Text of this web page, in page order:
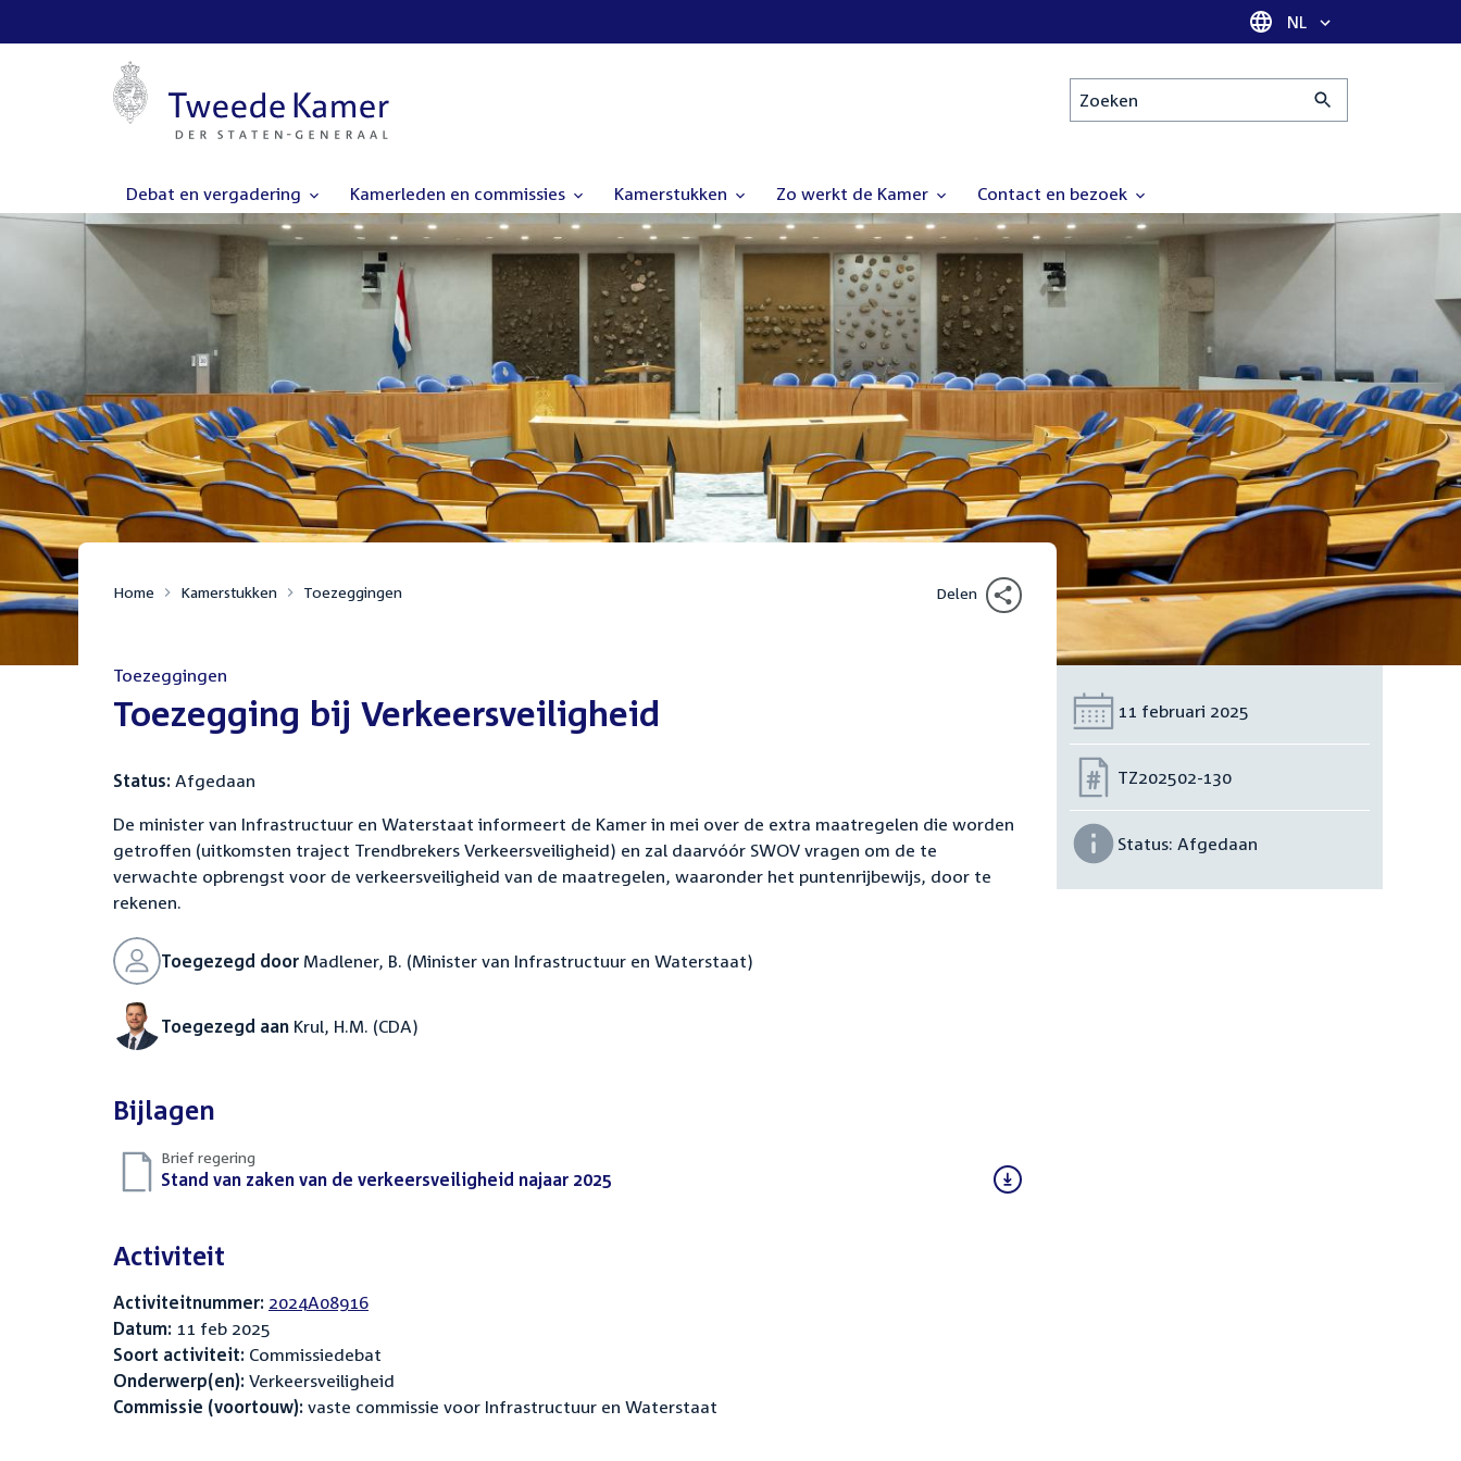
Taal selectie
NL
Zoeken
Debat en vergadering Kamerleden en commissies Kamerstukken Zo werkt de Kamer Contact en bezoek
Home Kamerstukken Toezeggingen Delen
Toezeggingen
:Toezegging bij Verkeersveiligheid
Status: Afgedaan
De minister van Infrastructuur en Waterstaat informeert de Kamer in mei over de extra maatregelen die worden
getroffen (uitkomsten traject Trendbrekers Verkeersveiligheid) en zal daarvóór SWOV vragen om de te
verwachte opbrengst voor de verkeersveiligheid van de maatregelen, waaronder het puntenrijbewijs, door te
rekenen.
Toegezegd door Madlener, B. (Minister van Infrastructuur en Waterstaat)
Toegezegd aan Krul, H.M. (CDA)
Bijlagen
Brief regering
Download
Stand van zaken van de verkeersveiligheid najaar 2025
Activiteit
Activiteitnummer: 2024A08916
Datum: 11 feb 2025
Soort activiteit: Commissiedebat
Onderwerp(en): Verkeersveiligheid
Commissie (voortouw): vaste commissie voor Infrastructuur en Waterstaat
Datum:
11 februari 2025
Nummer:
TZ202502-130
Status: Afgedaan